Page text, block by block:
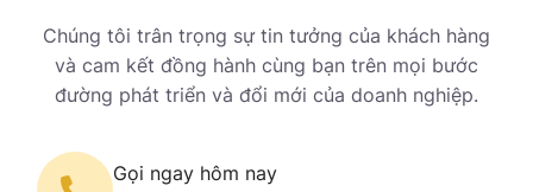
Chúng tôi trân trọng sự tin tưởng của khách hàng
và cam kết đồng hành cùng bạn trên mọi bước
đường phát triển và đổi mới của doanh nghiệp.
Gọi ngay hôm nay